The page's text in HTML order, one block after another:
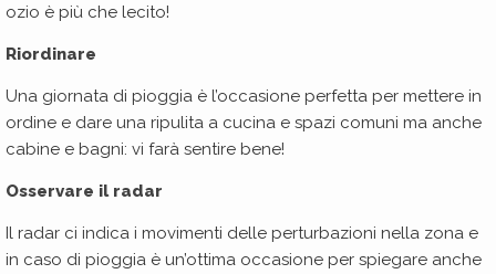
ozio è più che lecito!
Riordinare
Una giornata di pioggia è l’occasione perfetta per mettere in
ordine e dare una ripulita a cucina e spazi comuni ma anche
cabine e bagni: vi farà sentire bene!
Osservare il radar
Il radar ci indica i movimenti delle perturbazioni nella zona e
in caso di pioggia è un’ottima occasione per spiegare anche